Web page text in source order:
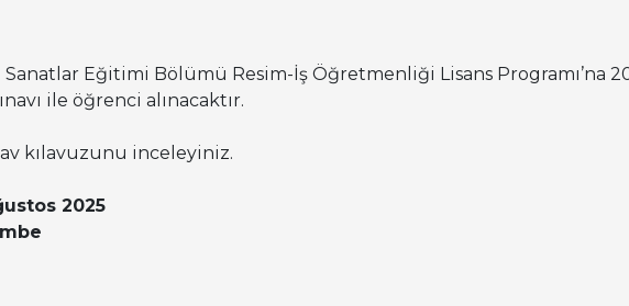
Eğitimi Bölümü Resim-İş Öğretmenliği Lisans Programı’na
ile öğrenci alınacaktır.
kılavuzunu inceleyiniz.
2025